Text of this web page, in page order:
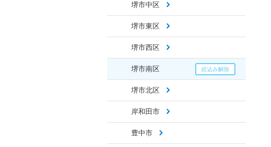
堺市中区
堺市東区
堺市西区
堺市南区
堺市北区
岸和田市
豊中市